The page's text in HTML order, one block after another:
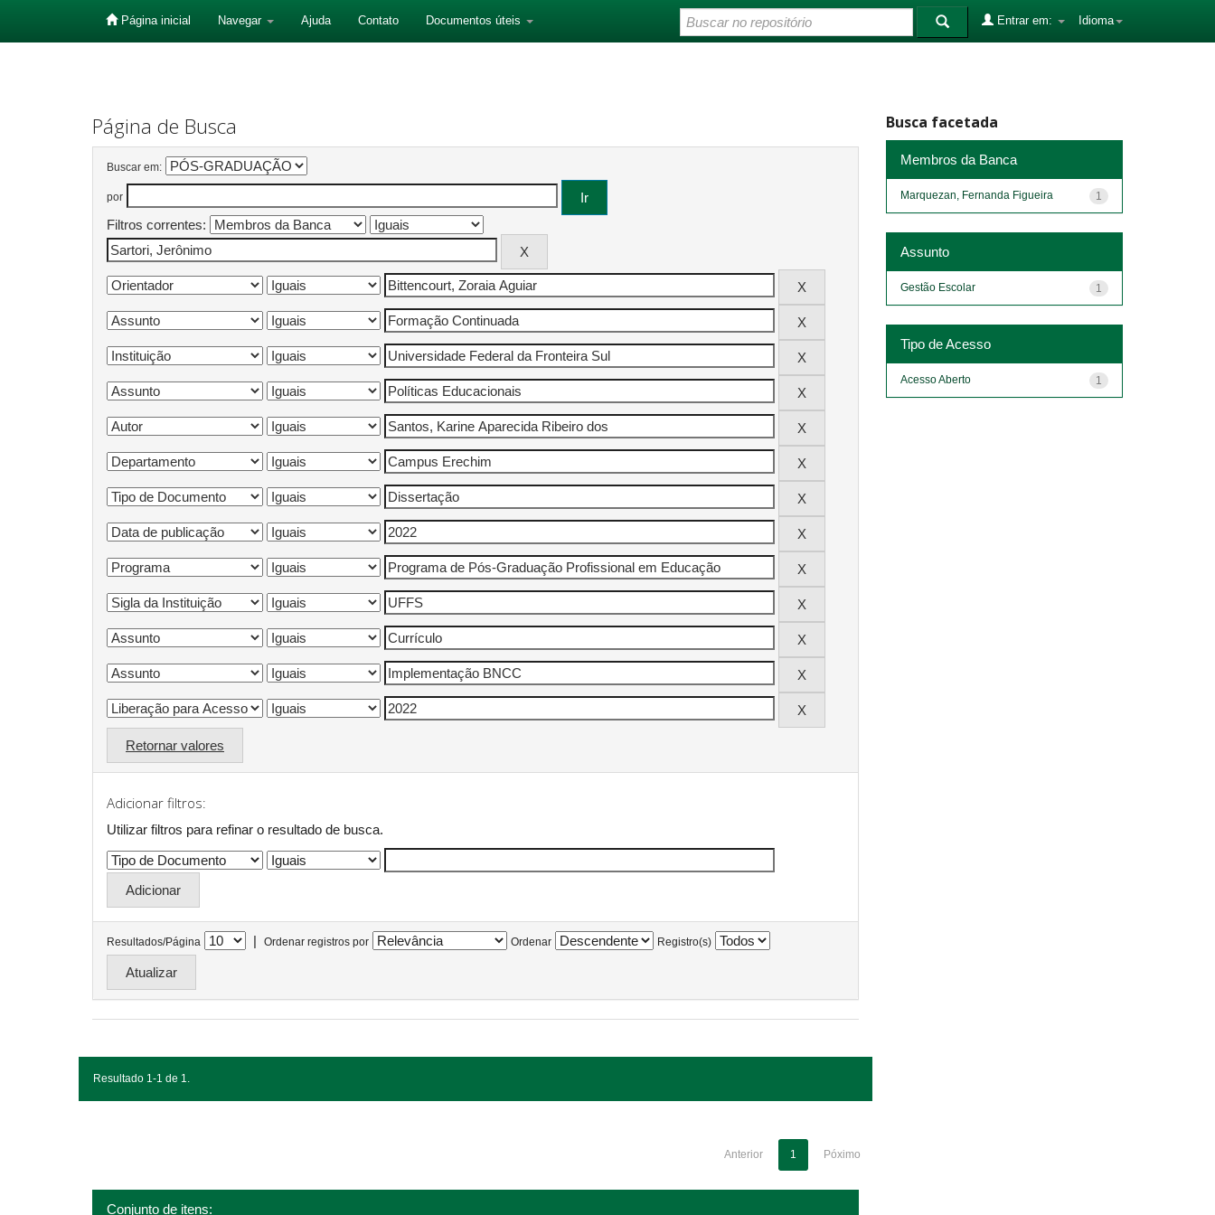
Página inicial Navegar Ajuda Contato Documentos úteis Idioma
Entrar em:
Página de Busca
Buscar em:
por
Filtros correntes:
Retornar valores
Adicionar filtros:
Utilizar filtros para refinar o resultado de busca.
Resultados/Página | Ordenar registros por Ordenar Registro(s)
Resultado 1-1 de 1.
Anterior 1 Póximo
Conjunto de itens:
Busca facetada
Membros da Banca
1
Marquezan, Fernanda Figueira
Assunto
1
Gestão Escolar
Tipo de Acesso
1
Acesso Aberto